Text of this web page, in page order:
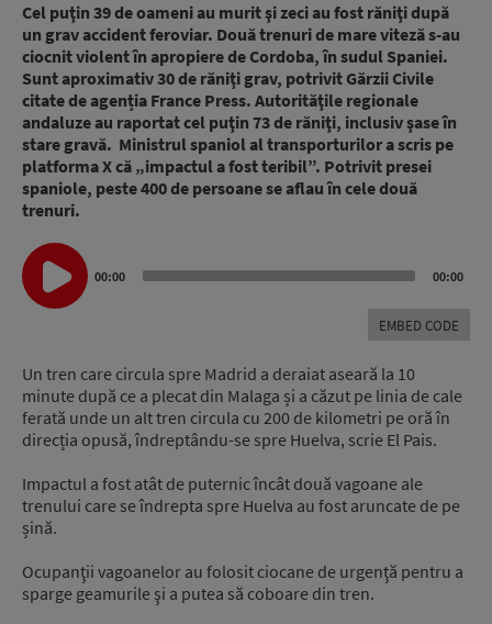
Cel puţin 39 de oameni au murit şi zeci au fost răniţi după
un grav accident feroviar. Două trenuri de mare viteză s-au
ciocnit violent în apropiere de Cordoba, în sudul Spaniei.
Sunt aproximativ 30 de răniţi grav, potrivit Gărzii Civile
citate de agenția France Press. Autorităţile regionale
andaluze au raportat cel puţin 73 de răniţi, inclusiv şase în
stare gravă. Ministrul spaniol al transporturilor a scris pe
platforma X că „impactul a fost teribil”. Potrivit presei
spaniole, peste 400 de persoane se aflau în cele două
trenuri.
Audio
Player
00:00 00:00
EMBED CODE
Un tren care circula spre Madrid a deraiat aseară la 10
minute după ce a plecat din Malaga și a căzut pe linia de cale
ferată unde un alt tren circula cu 200 de kilometri pe oră în
direcția opusă, îndreptându-se spre Huelva, scrie El Pais.
Impactul a fost atât de puternic încât două vagoane ale
trenului care se îndrepta spre Huelva au fost aruncate de pe
șină.
Ocupanţii vagoanelor au folosit ciocane de urgenţă pentru a
sparge geamurile şi a putea să coboare din tren.